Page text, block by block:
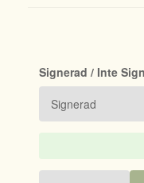
Signerad / Inte